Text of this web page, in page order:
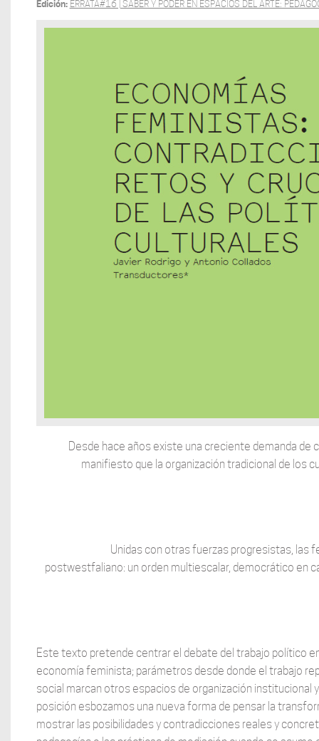
Edición: ERRATA#16 | SABER Y PODER EN ESPACIOS DEL ARTE:
Desde hace años existe una creciente demanda de
manifiesto que la organización tradicional de los
Unidas con otras fuerzas progresistas, las
postwestfaliano: un orden multiescalar, democrático en
Este texto pretende centrar el debate del trabajo político
economía feminista; parámetros desde donde el trabajo
social marcan otros espacios de organización
posición esbozamos una nueva forma de pensar la
mostrar las posibilidades y contradicciones reales y